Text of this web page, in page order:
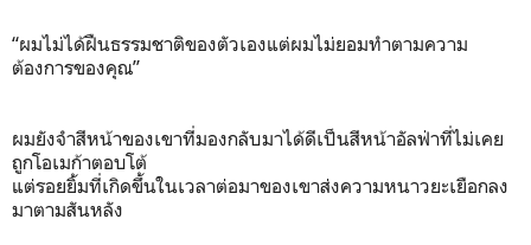
“ผมไม่ได้ฝืนธรรมชาติของตัวเองแต่ผมไม่ยอมทำตามความ
ต้องการของคุณ”
ผมยังจำสีหน้าของเขาที่มองกลับมาได้ดีเป็นสีหน้าอัลฟ่าที่ไม่เคย
ถูกโอเมก้าตอบโต้
แต่รอยยิ้มที่เกิดขึ้นในเวลาต่อมาของเขาส่งความหนาวยะเยือกลง
มาตามสันหลัง